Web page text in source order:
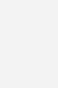
neuer
Klimatechnik
Stankovic als